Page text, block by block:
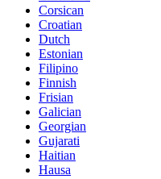
Corsican
Croatian
Dutch
Estonian
Filipino
Finnish
Frisian
Galician
Georgian
Gujarati
Haitian
Hausa